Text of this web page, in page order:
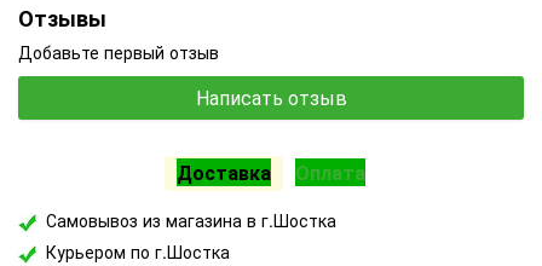
Отзывы
Добавьте первый отзыв
Написать отзыв
Доставка Оплата
Самовывоз из магазина в г.Шостка
Курьером по г.Шостка